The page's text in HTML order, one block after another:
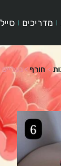
מדריכים סייל
> חורף>נעליים